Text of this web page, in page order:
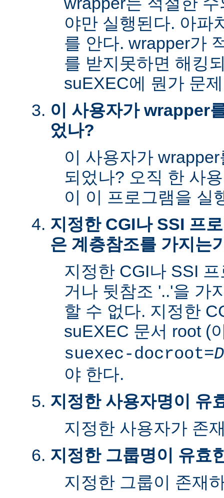
야만 실행된다. 아파
를 안다. wrapper가
를 받지못하면 해킹
suEXEC에 뭔가 문
이 사용자가 wrapper
었나?
이 사용자가
되었나? 오직 한 사
이 이 프로그램을 실
지정한 CGI나 SSI 프
은 계층참조를 가지는
지정한 CGI나 SSI
거나 뒷참조 '..'을 가
할 수 없다. 지정한
suEXEC 문서 root (
suexec-docroot=
야 한다.
지정한 사용자명이 유
지정한 사용자가 존
지정한 그룹명이 유효
지정한 그룹이 존재